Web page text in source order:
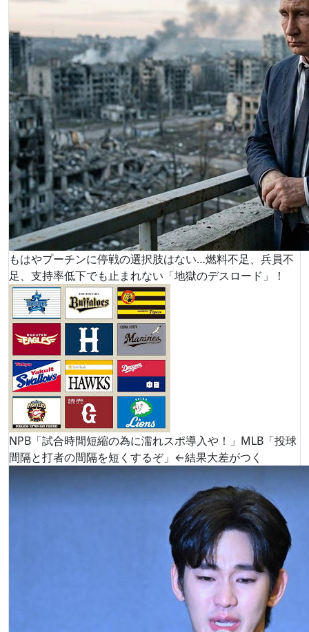
もはやプーチンに停戦の選択肢はない…燃料不足、兵員不
足、支持率低下でも止まれない「地獄のデスロード」！
NPB「試合時間短縮の為に濡れスポ導入や！」MLB「投球
間隔と打者の間隔を短くするぞ」←結果大差がつく